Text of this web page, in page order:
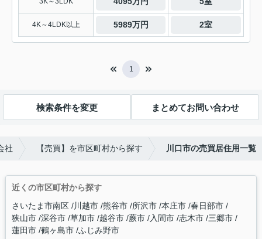
4K～4LDK以上 5989万円 2室
1
検索条件を変更 まとめてお問い合わせ
社 【売買】を市区町村から探す 川口市の売買居住用一覧
近くの市区町村から探す
さいたま市南区 川越市 熊谷市 所沢市 本庄市 春日部市
狭山市 深谷市 草加市 越谷市 蕨市 入間市 志木市 三郷市
蓮田市 鶴ヶ島市 ふじみ野市